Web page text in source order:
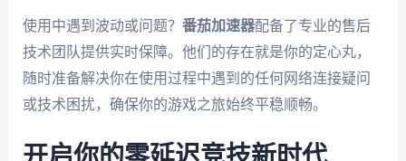
使用中遇到波动或问题？ 番茄加速器配备了专业的售后
技术团队提供实时保障。他们的存在就是你的定心丸，
随时准备解决你在使用过程中遇到的任何网络连接疑问
或技术困扰，确保你的游戏之旅始终平稳顺畅。